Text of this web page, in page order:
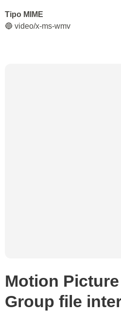
Tipo MIME
🔵 video/x-ms-wmv
Motion
Group file